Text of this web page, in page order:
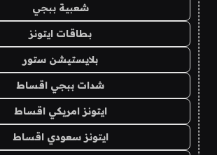
شعبية ببجي
بطاقات ايتونز
بلايستيشن ستور
شدات ببجي اقساط
ايتونز امريكي اقساط
ايتونز سعودي اقساط